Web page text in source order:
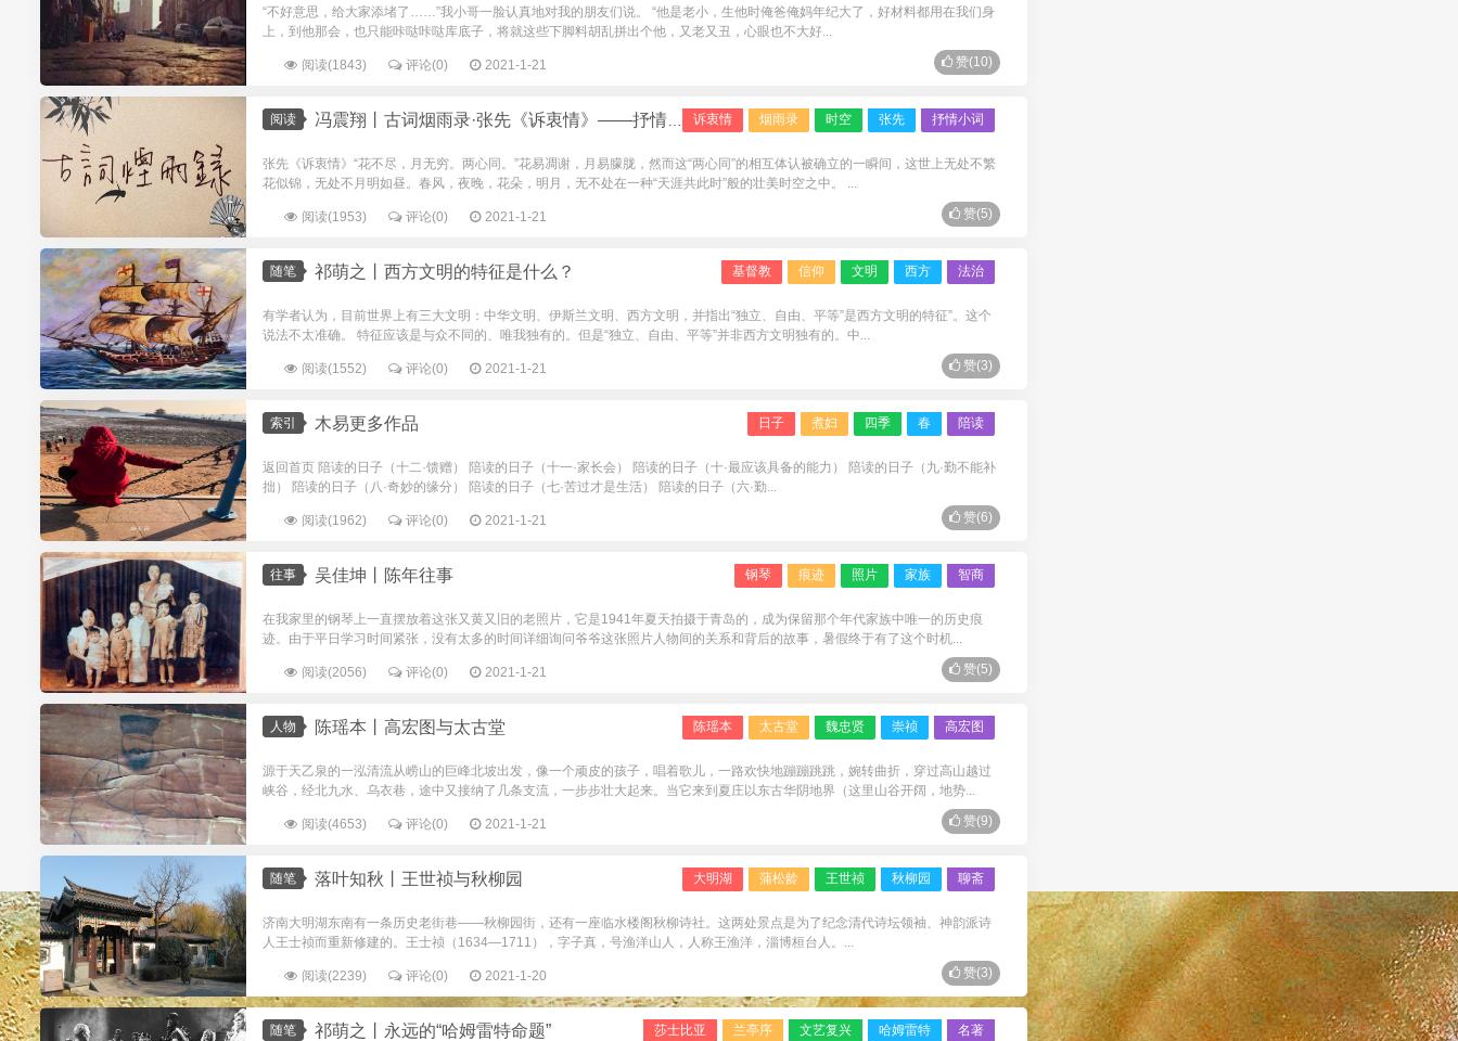
“不好意思，给大家添堵了……”我小哥一脸认真地对我的朋友们说。 “他是老小，生他时俺爸俺妈年纪大了，好材料都用在我们身
上，到他那会，也只能咔哒咔哒库底子，将就这些下脚料胡乱拼出个他，又老又丑，心眼也不大好...
阅读(1843) 评论(0) 2021-1-21 赞(10)
阅读 诉衷情 烟雨录 时空 张先 抒情小词
冯震翔丨古词烟雨录·张先《诉衷情》——抒情小词中的壮美时空
张先《诉衷情》“花不尽，月无穷。两心同。”花易凋谢，月易朦胧，然而这“两心同”的相互体认被确立的一瞬间，这世上无处不繁
花似锦，无处不月明如昼。春风，夜晚，花朵，明月，无不处在一种“天涯共此时”般的壮美时空之中。 ...
阅读(1953) 评论(0) 2021-1-21 赞(5)
随笔 基督教 信仰 文明 西方 法治
祁萌之丨西方文明的特征是什么？
有学者认为，目前世界上有三大文明：中华文明、伊斯兰文明、西方文明，并指出“独立、自由、平等”是西方文明的特征”。这个
说法不太准确。 特征应该是与众不同的、唯我独有的。但是“独立、自由、平等”并非西方文明独有的。中...
阅读(1552) 评论(0) 2021-1-21 赞(3)
索引 日子 煮妇 四季 春 陪读
木易更多作品
返回首页 陪读的日子（十二·馈赠） 陪读的日子（十一·家长会） 陪读的日子（十·最应该具备的能力） 陪读的日子（九·勤不能补
拙） 陪读的日子（八·奇妙的缘分） 陪读的日子（七·苦过才是生活） 陪读的日子（六·勤...
阅读(1962) 评论(0) 2021-1-21 赞(6)
往事 钢琴 痕迹 照片 家族 智商
吴佳坤丨陈年往事
在我家里的钢琴上一直摆放着这张又黄又旧的老照片，它是1941年夏天拍摄于青岛的，成为保留那个年代家族中唯一的历史痕
迹。由于平日学习时间紧张，没有太多的时间详细询问爷爷这张照片人物间的关系和背后的故事，暑假终于有了这个时机...
阅读(2056) 评论(0) 2021-1-21 赞(5)
人物 陈瑶本 太古堂 魏忠贤 崇祯 高宏图
陈瑶本丨高宏图与太古堂
源于天乙泉的一泓清流从崂山的巨峰北坡出发，像一个顽皮的孩子，唱着歌儿，一路欢快地蹦蹦跳跳，婉转曲折，穿过高山越过
峡谷，经北九水、乌衣巷，途中又接纳了几条支流，一步步壮大起来。当它来到夏庄以东古华阴地界（这里山谷开阔，地势...
阅读(4653) 评论(0) 2021-1-21 赞(9)
随笔 大明湖 蒲松龄 王世祯 秋柳园 聊斋
落叶知秋丨王世祯与秋柳园
济南大明湖东南有一条历史老街巷——秋柳园街，还有一座临水楼阁秋柳诗社。这两处景点是为了纪念清代诗坛领袖、神韵派诗
人王士祯而重新修建的。王士祯（1634—1711），字子真，号渔洋山人，人称王渔洋，淄博桓台人。...
阅读(2239) 评论(0) 2021-1-20 赞(3)
随笔 莎士比亚 兰亭序 文艺复兴 哈姆雷特 名著
祁萌之丨永远的“哈姆雷特命题”